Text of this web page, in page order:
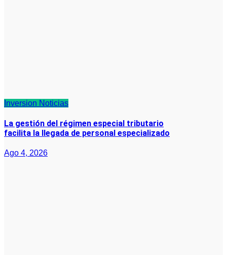
Inversion Noticias
La gestión del régimen especial tributario
facilita la llegada de personal especializado
Ago 4, 2026